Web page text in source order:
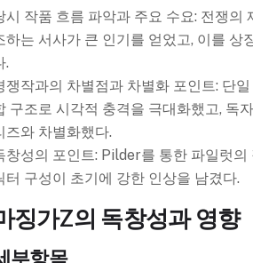
시 작품 흐름 파악과 주요 수요: 전쟁
하는 서사가 큰 인기를 얻었고, 이를 상
.
쟁작과의 차별점과 차별화 포인트: 단
구조로 시각적 충격을 극대화했고, 독
즈와 차별화했다.
창성의 포인트: Pilder를 통한 파일럿
터 구성이 초기에 강한 인상을 남겼다.
징가Z의 독창성과 영향
부항목